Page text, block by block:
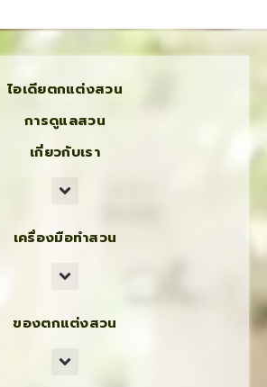
ของตกแต่งสวน
เครื่องมือทำสวน
ไอเดียตกแต่งสวน
การดูแลสวน
เกี่ยวกับเรา